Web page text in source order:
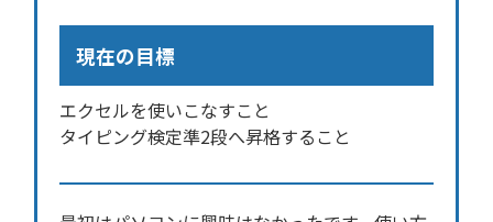
現在の目標
エクセルを使いこなすこと
タイピング検定準2段へ昇格すること